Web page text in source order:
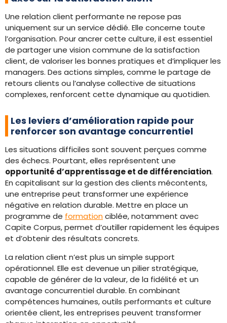
Une relation client performante ne repose pas
uniquement sur un service dédié. Elle concerne toute
l’organisation. Pour ancrer cette culture, il est essentiel
de partager une vision commune de la satisfaction
client, de valoriser les bonnes pratiques et d’impliquer les
managers. Des actions simples, comme le partage de
retours clients ou l’analyse collective de situations
complexes, renforcent cette dynamique au quotidien.
Les leviers d’amélioration rapide pour
renforcer son avantage concurrentiel
Les situations difficiles sont souvent perçues comme
des échecs. Pourtant, elles représentent une
opportunité d’apprentissage et de différenciation.
En capitalisant sur la gestion des clients mécontents,
une entreprise peut transformer une expérience
négative en relation durable. Mettre en place un
programme de formationciblée, notamment avec
Capite Corpus, permet d’outiller rapidement les équipes
et d’obtenir des résultats concrets.
La relation client n’est plus un simple support
opérationnel. Elle est devenue un pilier stratégique,
capable de générer de la valeur, de la fidélité et un
avantage concurrentiel durable. En combinant
compétences humaines, outils performants et culture
orientée client, les entreprises peuvent transformer